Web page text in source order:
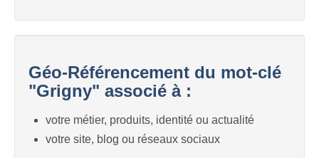
Géo-Référencement du mot-clé
"Grigny" associé à :
votre métier, produits, identité ou actualité
votre site, blog ou réseaux sociaux